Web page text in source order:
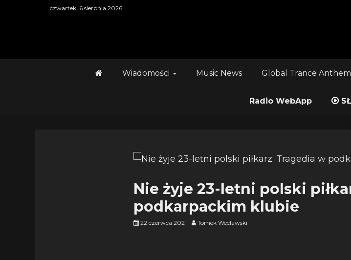
czwartek, 6 sierpnia 2026
Wiadomości Music News Global Trance
Radio WebApp
Nie żyje 23-letni polski
podkarpackim klubie
22 czerwca 2021 Tomek Weclawski